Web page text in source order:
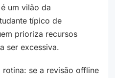
um vilão da
típico de
prioriza recursos
ser excessiva.
rotina: se a revisão offline